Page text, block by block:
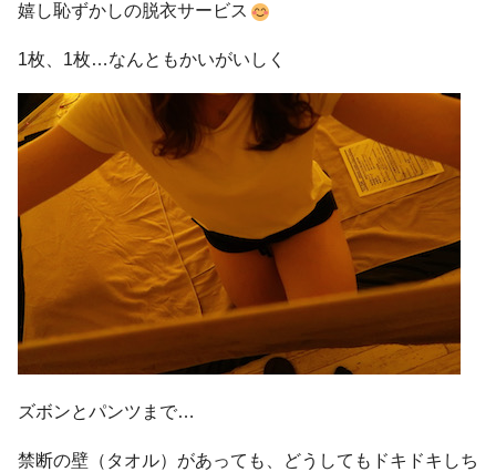
嬉し恥ずかしの脱衣サービス
1枚、1枚…なんともかいがいしく
ズボンとパンツまで…
禁断の壁（タオル）があっても、どうしてもドキドキしち